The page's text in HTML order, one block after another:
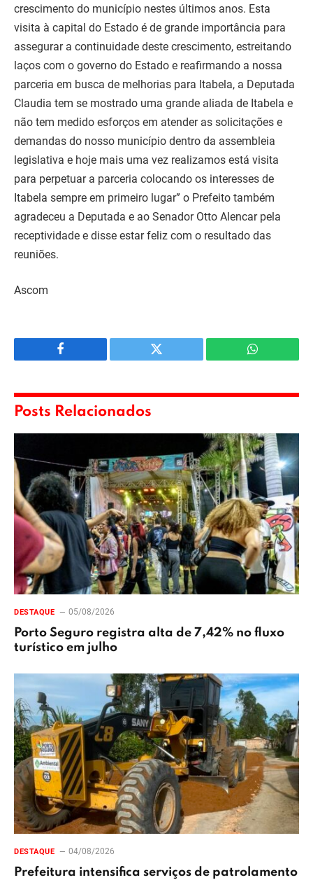
crescimento do município nestes últimos anos. Esta
visita à capital do Estado é de grande importância para
assegurar a continuidade deste crescimento, estreitando
laços com o governo do Estado e reafirmando a nossa
parceria em busca de melhorias para Itabela, a Deputada
Claudia tem se mostrado uma grande aliada de Itabela e
não tem medido esforços em atender as solicitações e
demandas do nosso município dentro da assembleia
legislativa e hoje mais uma vez realizamos está visita
para perpetuar a parceria colocando os interesses de
Itabela sempre em primeiro lugar” o Prefeito também
agradeceu a Deputada e ao Senador Otto Alencar pela
receptividade e disse estar feliz com o resultado das
reuniões.
Ascom
Facebook Twitter WhatsApp
Posts Relacionados
DESTAQUE 05/08/2026
Porto Seguro registra alta de 7,42% no fluxo
turístico em julho
DESTAQUE 04/08/2026
Prefeitura intensifica serviços de patrolamento